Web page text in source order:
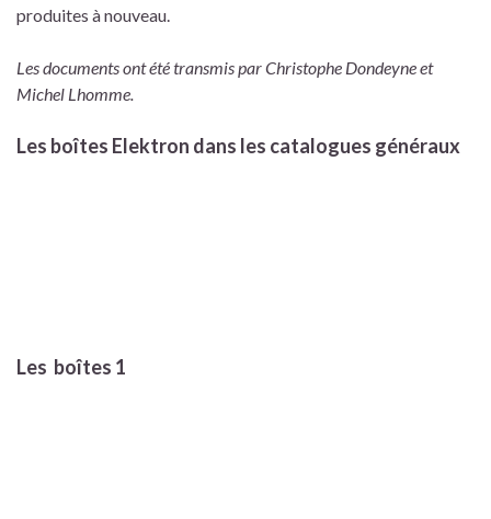
produites à nouveau.
Les documents ont été transmis par Christophe Dondeyne et
Michel Lhomme.
Les boîtes Elektron dans les catalogues généraux
Les boîtes 1